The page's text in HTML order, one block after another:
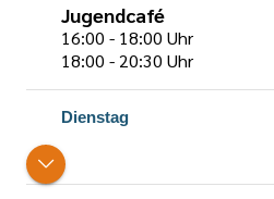
Jugendcafé
16:00 - 18:00 Uhr
18:00 - 20:30 Uhr
Dienstag